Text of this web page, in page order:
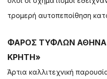
τρομερή αυτοπεποίθηση
ΦΑΡΟΣ ΤΥΦΛΩΝ
ΚΡΗΤΗ»
Άρτια καλλιτεχνική